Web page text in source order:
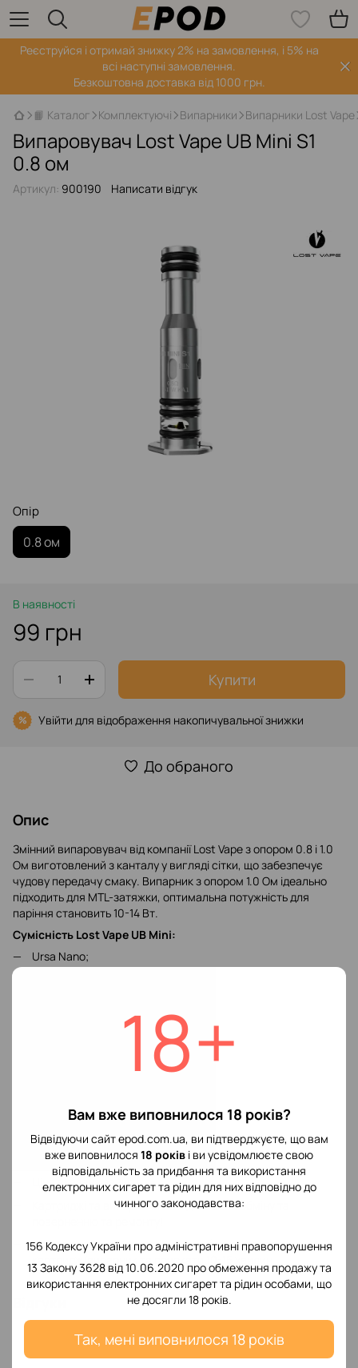
18+
Вам вже виповнилося 18 років?
Відвідуючи сайт epod.com.ua, ви підтверджуєте, що вам
вже виповнилося 18 років і ви усвідомлюєте свою
відповідальність за придбання та використання
електронних сигарет та рідин для них відповідно до
чинного законодавства:
156 Кодексу України про адміністративні правопорушення
13 Закону 3628 від 10.06.2020 про обмеження продажу та
використання електронних сигарет та рідин особами, що
не досягли 18 років.
Так, мені виповнилося 18 років
Реєструйся і отримай знижку 2% на замовлення, і 5% на
всі наступні замовлення.
Безкоштовна доставка від 1000 грн.
📙 Каталог Комплектуючі Випарники Випарники Lost Vape
Випаровувач Lost Vape UB Mini S1
0.8 ом
Артикул: 900190 Написати відгук
Опір‌
0.8 ом
В наявності
99 грн
Купити
% Увійти для відображення накопичувальної знижки
До обраного
Опис
Змінний випаровувач від компанії Lost Vape з опором 0.8 і 1.0
Ом виготовлений з канталу у вигляді сітки, що забезпечує
чудову передачу смаку. Випарник з опором 1.0 Ом ідеально
підходить для MTL-затяжки, оптимальна потужність для
паріння становить 10-14 Вт.
Сумісність Lost Vape UB Mini:
Ursa Nano;
Ursa Nano 2;
Ursa Nano Art.
Зверніть увагу!
Ціна вказана за 1шт!
Картриджі та випарники не підлягають обміну та
При першому використанні не забудьте просочити
картридж/випарник та почекати 10-15 хвилин.